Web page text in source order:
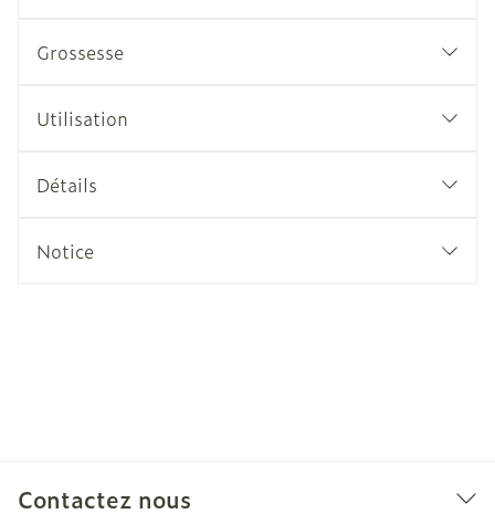
Grossesse
Utilisation
Détails
Notice
Contactez nous